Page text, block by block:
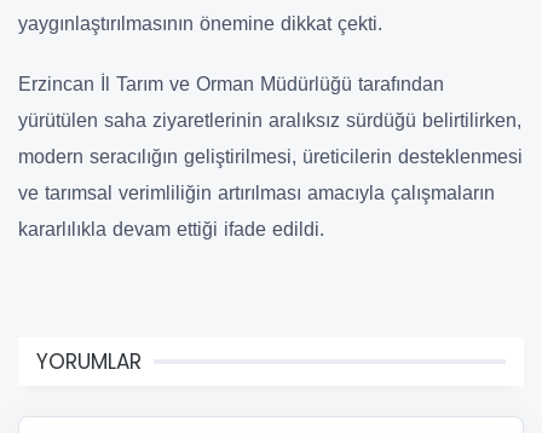
yaygınlaştırılmasının önemine dikkat çekti.
Erzincan İl Tarım ve Orman Müdürlüğü tarafından
yürütülen saha ziyaretlerinin aralıksız sürdüğü belirtilirken,
modern seracılığın geliştirilmesi, üreticilerin desteklenmesi
ve tarımsal verimliliğin artırılması amacıyla çalışmaların
kararlılıkla devam ettiği ifade edildi.
YORUMLAR